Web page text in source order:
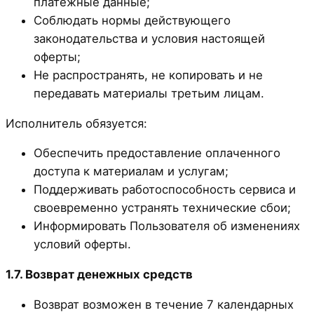
Соблюдать нормы действующего
законодательства и условия настоящей
оферты;
Не распространять, не копировать и не
передавать материалы третьим лицам.
Исполнитель обязуется:
Обеспечить предоставление оплаченного
доступа к материалам и услугам;
Поддерживать работоспособность сервиса и
своевременно устранять технические сбои;
Информировать Пользователя об изменениях
условий оферты.
1.7. Возврат денежных средств
Возврат возможен в течение 7 календарных